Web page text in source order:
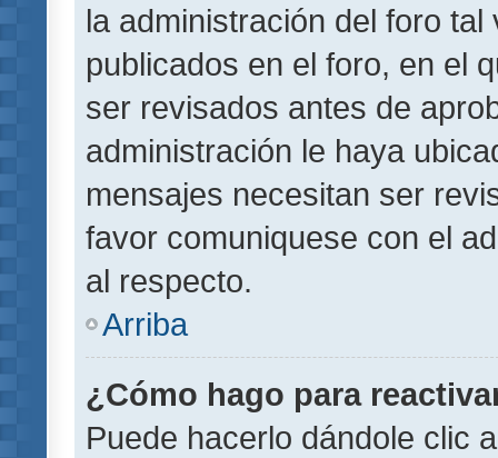
la administración del foro
publicados en el foro, en el
ser revisados antes de
administración le haya
mensajes necesitan ser
favor comuniquese con el
al respecto.
Arriba
¿Cómo hago para
Puede hacerlo dándole clic